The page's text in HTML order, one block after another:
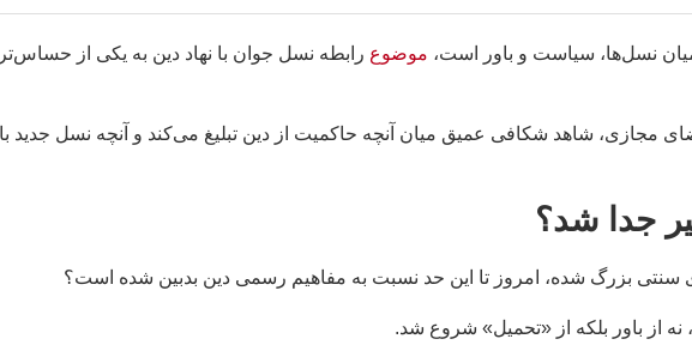
نسل‌ها، سیاست و باور است، موضوع رابطه نسل جوان با نهاد دین به یکی از
مجازی، شاهد شکافی عمیق میان آنچه حاکمیت از دین تبلیغ می‌کند و آنچه نسل جدید
جدا شد؟
سنتی بزرگ شده، امروز تا این حد نسبت به مفاهیم رسمی دین بدبین شده است؟
از باور بلکه از «تحمیل» شروع شد.